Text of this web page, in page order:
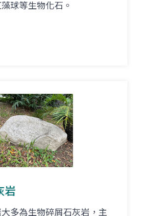
球等生物化石。
岩
多為生物碎屑石灰岩，主